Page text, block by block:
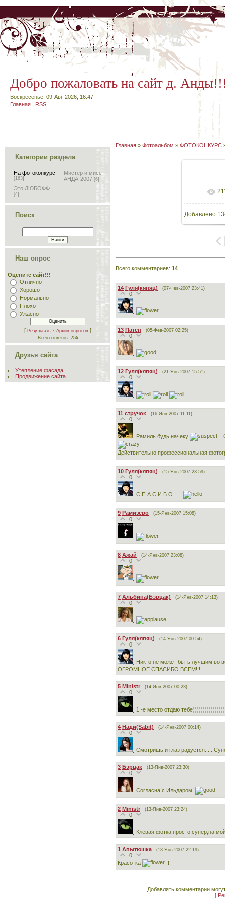
Добро пожаловать на сайт д.
Воскресенье, 09-Авг-2026, 16:47
Главная | RSS
Категории раздела
На фотоконкурс
[163]
Мистер и мисс
АНДА-2007 [6]
Это ЛЮБОФФ...
[4]
Поиск
Наш опрос
Оцените сайт!!!
Отлично
Хорошо
Нормально
Плохо
Ужасно
[ Результаты · Архив опросов ]
Всего ответов: 755
Друзья сайта
Утепление фасада
Продвижение сайта
Главная » Фотоальбом » ФОТОКОНКУРС
Добавлено
Всего комментариев: 14
14 Гуля(кяпяц) (07-Фев-2007 23:41)
0
13 Патен (05-Фев-2007 02:25)
0
12 Гуля(кяпяц) (21-Янв-2007 15:51)
0
11 стручок (16-Янв-2007 11:11)
0
Рамиль будь начеку
Действительно профессиональная
10 Гуля(кяпяц) (15-Янв-2007 23:59)
0
С П А С И Б О ! ! !
9 Рамизеро (15-Янв-2007 15:08)
0
8 Ажай (14-Янв-2007 23:08)
0
7 Альбина(Бэрцак) (14-Янв-2007 14:13)
0
6 Гуля(кяпяц) (14-Янв-2007 00:54)
0
Никто не может быть лучшим во
ОГРОМНОЕ СПАСИБО ВСЕМ!!!
5 Ministr (14-Янв-2007 00:23)
0
1 -е место отдаю
4 Нади(Sabit) (14-Янв-2007 00:14)
0
Смотришь и глаз
3 Бэрцак (13-Янв-2007 23:30)
0
Согласна с Ильдаром!
2 Ministr (13-Янв-2007 23:24)
0
Клевая фотка,просто супер,на
1 Апытюшка (13-Янв-2007 22:19)
0
Красотка
!!!
Добавлять комментарии
[